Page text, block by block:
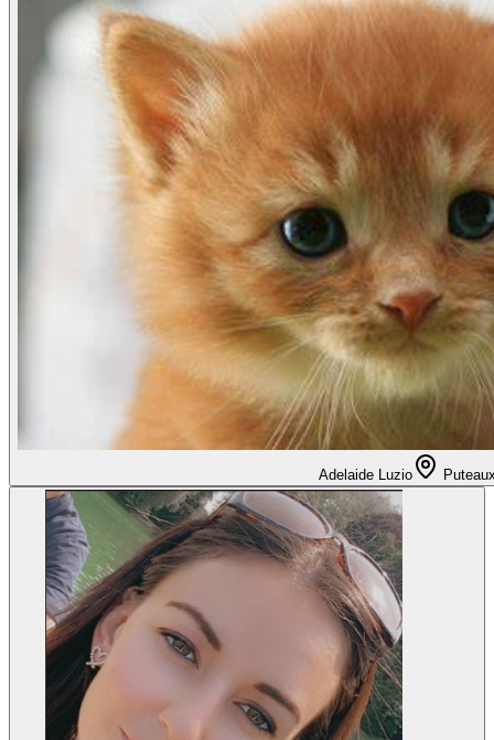
Adelaide Luzio